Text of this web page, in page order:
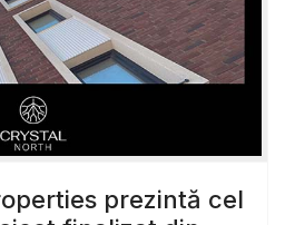
prezintă cel